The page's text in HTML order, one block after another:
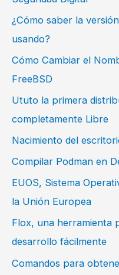
¿Cómo saber la
usando?
Cómo Cambiar el
FreeBSD
Ututo la primera
completamente Libre
Nacimiento del
Compilar Podman en
EUOS, Sistema
la Unión Europea
Flox, una herramienta
desarrollo fácilmente
Comandos para